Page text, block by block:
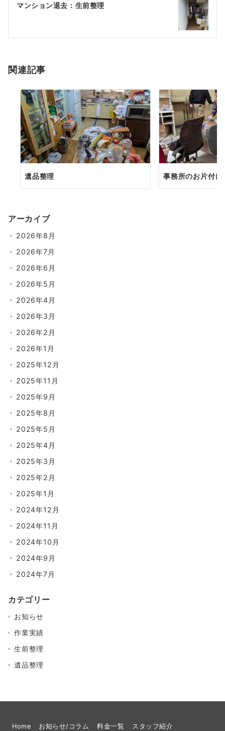
マンション退去：生前整理
関連記事
遺品整理 事務所のお片付け
アーカイブ
2026年8月
2026年7月
2026年6月
2026年5月
2026年4月
2026年3月
2026年2月
2026年1月
2025年12月
2025年11月
2025年9月
2025年8月
2025年5月
2025年4月
2025年3月
2025年2月
2025年1月
2024年12月
2024年11月
2024年10月
2024年9月
2024年7月
カテゴリー
お知らせ
作業実績
生前整理
遺品整理
Home お知らせ/コラム 料金一覧 スタッフ紹介